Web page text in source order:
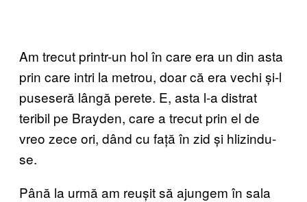
Am trecut printr-un hol în care era un din asta
prin care intri la metrou, doar că era vechi și-l
puseseră lângă perete. E, asta l-a distrat
teribil pe Brayden, care a trecut prin el de
vreo zece ori, dând cu față în zid și hlizindu-
se.
Până la urmă am reușit să ajungem în sala